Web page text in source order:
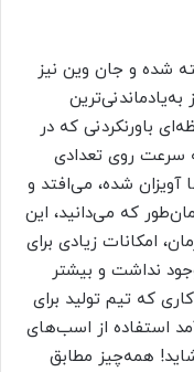
شده و جان وین نیز
باورنکردنی که در
سرعت روی تعدادی
شده، می‌افتد و
که می‌دانید، این
آن زمان، امکانات زیادی برای
نداشت و بیشتر
که تیم تولید برای
استفاده از اسب‌های
همه‌چیز مطابق